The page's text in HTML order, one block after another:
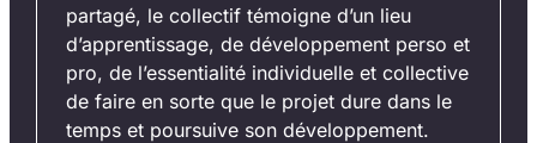
partagé, le collectif témoigne d’un lieu
d’apprentissage, de développement perso et
pro, de l’essentialité individuelle et collective
de faire en sorte que le projet dure dans le
temps et poursuive son développement.